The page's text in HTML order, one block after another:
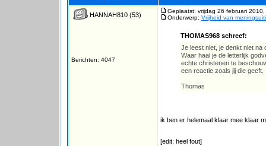
HANNAH810 (53)
Berichten: 4047
Geplaatst: vrijdag 26 februari
Onderwerp: Vrijheid van
THOMAS968 schreef:
Je leest niet, je denkt niet na
Waar haal je de letterlijk
echte christenen te
een reactie zoals jij die geeft.
Thomas
ik ben er helemaal klaar mee klaar
[edit: heel fout]